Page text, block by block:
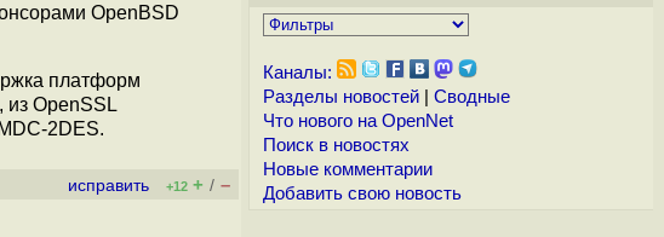
OpenBSD
платформ
из OpenSSL
2DES.
исправить +12 + / –
Каналы:
Разделы новостей| Сводные
Что нового на OpenNet
Поиск в новостях
Новые комментарии
Добавить свою новость